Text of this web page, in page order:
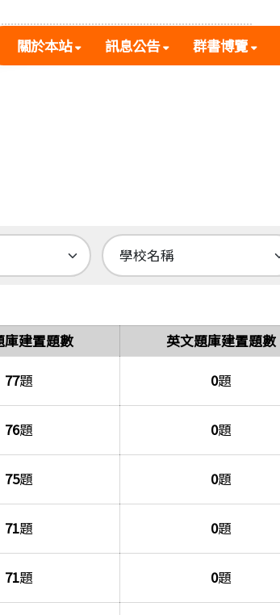
關於本站(按
空
訊息公告(按
空
單)
群書博覽(按
空
庫建置題數 英文題庫建置題數
77題 0題
76題 0題
75題 0題
71題 0題
71題 0題